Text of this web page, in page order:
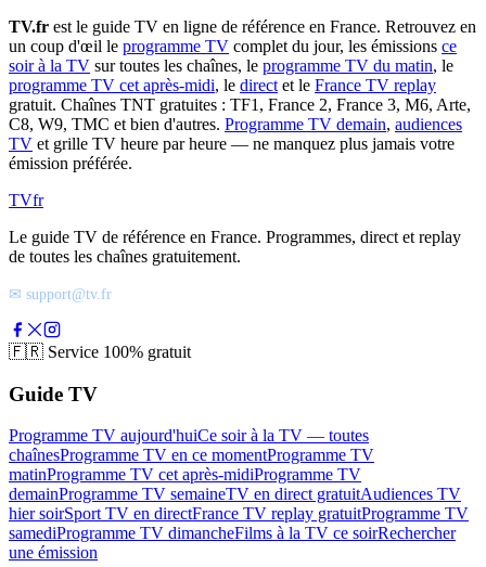
TV.fr est le guide TV en ligne de référence en France. Retrouvez en
un coup d'œil le programme TV complet du jour, les émissions ce
soir à la TV sur toutes les chaînes, le programme TV du matin, le
programme TV cet après-midi, le direct et le France TV replay
gratuit. Chaînes TNT gratuites : TF1, France 2, France 3, M6, Arte,
C8, W9, TMC et bien d'autres. Programme TV demain, audiences
TV et grille TV heure par heure — ne manquez plus jamais votre
émission préférée.
TVfr
Le guide TV de référence en France. Programmes, direct et replay
de toutes les chaînes gratuitement.
✉ support@tv.fr
🇫🇷 Service 100% gratuit
Guide TV
Programme TV aujourd'huiCe soir à la TV — toutes
chaînesProgramme TV en ce momentProgramme TV
matinProgramme TV cet après-midiProgramme TV
demainProgramme TV semaineTV en direct gratuitAudiences TV
hier soirSport TV en directFrance TV replay gratuitProgramme TV
samediProgramme TV dimancheFilms à la TV ce soirRechercher
une émission